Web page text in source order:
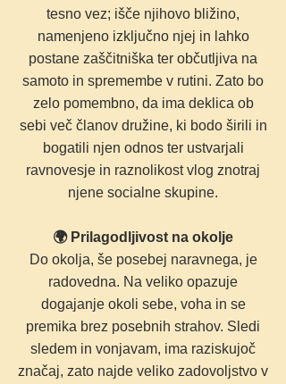
tesno vez; išče njihovo bližino,
namenjeno izključno njej in lahko
postane zaščitniška ter občutljiva na
samoto in spremembe v rutini. Zato bo
zelo pomembno, da ima deklica ob
sebi več članov družine, ki bodo širili in
bogatili njen odnos ter ustvarjali
ravnovesje in raznolikost vlog znotraj
njene socialne skupine.
🌍 Prilagodljivost na okolje
Do okolja, še posebej naravnega, je
radovedna. Na veliko opazuje
dogajanje okoli sebe, voha in se
premika brez posebnih strahov. Sledi
sledem in vonjavam, ima raziskujoč
značaj, zato najde veliko zadovoljstvo v